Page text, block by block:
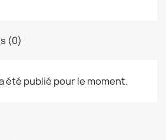
(0)
été publié pour le moment.